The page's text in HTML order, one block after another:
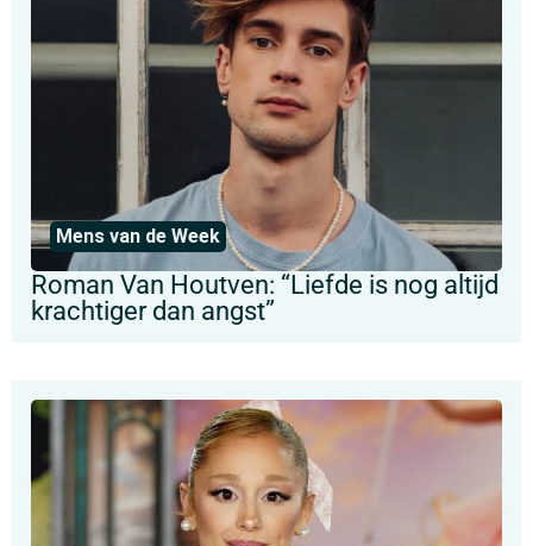
Mens van de Week
Roman Van Houtven: “Liefde is nog altijd
krachtiger dan angst”